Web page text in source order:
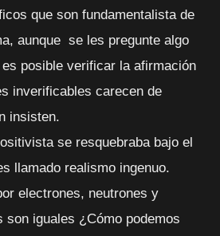
que son fundamentalista de
aunque se les pregunte algo
posible verificar la afirmación
inverificables carecen de
insisten.
se resquebraba bajo el
llamado realismo ingenuo.
electrones, neutrones y
son iguales ¿Cómo podemos